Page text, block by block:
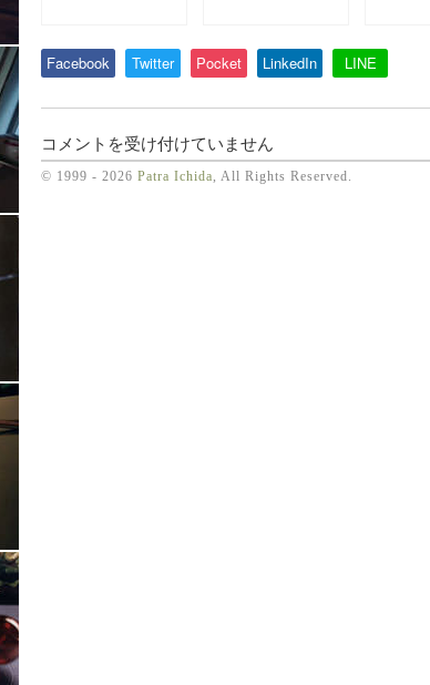
Facebook Twitter Pocket LinkedIn LINE
お
赤
コメントを受け付けていません
© 1999 - 2026 Patra Ichida , All Rights Reserved.